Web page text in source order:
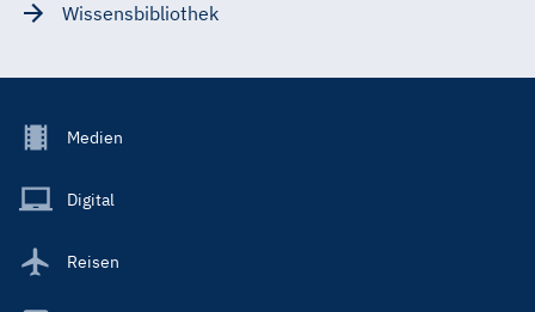
Wissensbibliothek
Footer
Main
Medien
Digital
Reisen